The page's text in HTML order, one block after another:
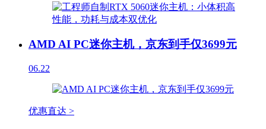
AMD AI PC迷你主机，京东到手仅3699元
06.22
优惠直达 >